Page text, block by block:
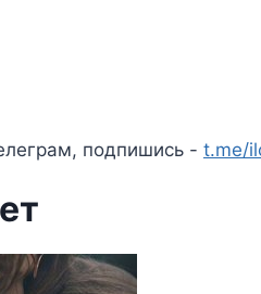
подпишись - t.me/